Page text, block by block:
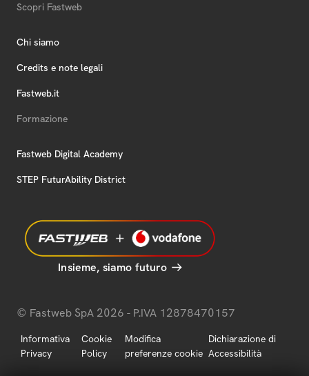
Scopri Fastweb
Chi siamo
Credits e note legali
Fastweb.it
Formazione
Fastweb Digital Academy
STEP FuturAbility District
Insieme, siamo futuro
© Fastweb SpA 2026 - P.IVA 12878470157
Informativa
Privacy
Cookie
Policy
Modifica
preferenze cookie
Dichiarazione di
Accessibilità